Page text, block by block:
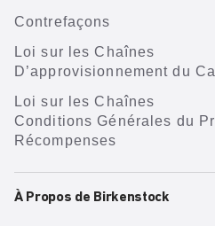
Contrefaçons
Loi sur les Chaînes
D’approvisionnement du
Loi sur les Chaînes
Conditions Générales du
Récompenses
À Propos de Birkenstock